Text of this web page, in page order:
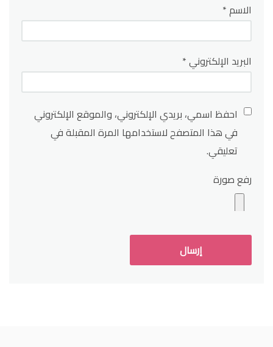
الاسم*
البريد الإلكتروني*
احفظ اسمي، بريدي الإلكتروني، والموقع الإلكتروني
في هذا المتصفح لاستخدامها المرة المقبلة في
تعليقي.
رفع صورة